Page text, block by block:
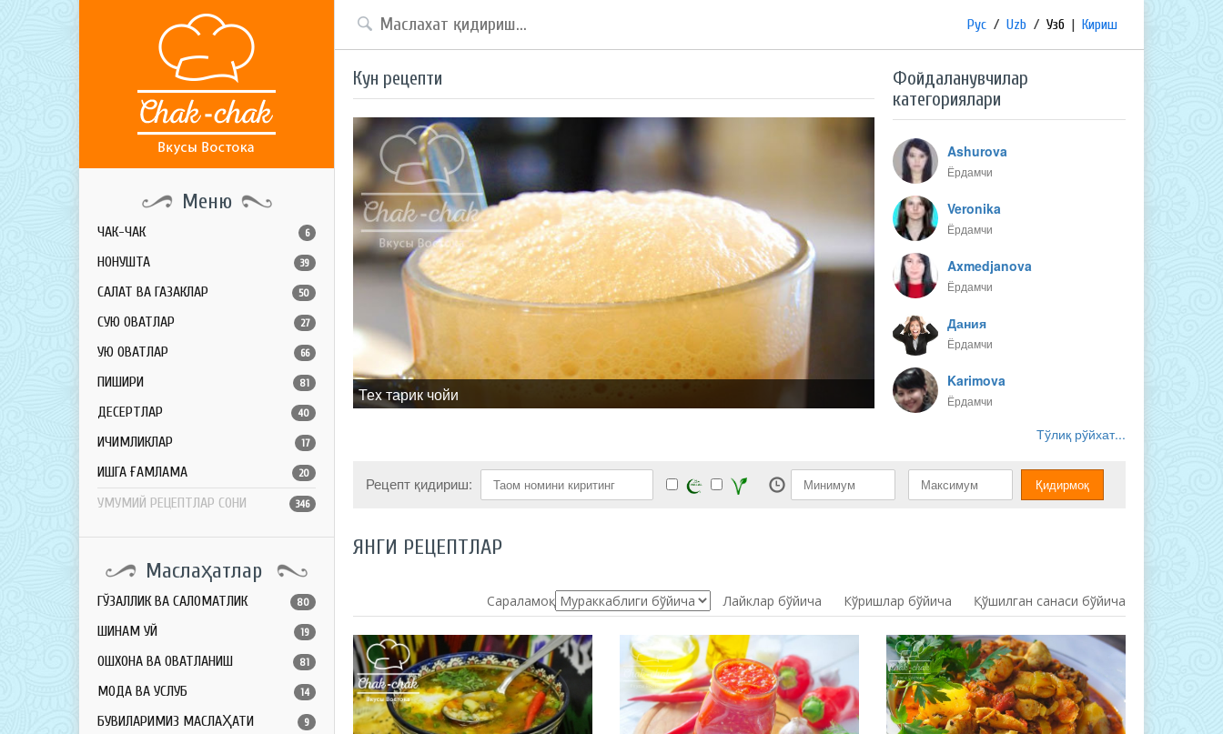
Меню
ЧАК-ЧАК 6
НОНУШТА 39
САЛАТ ВА ГАЗАКЛАР 50
СУЮҚ ОВҚАТЛАР 27
ҚУЮҚ ОВҚАТЛАР 66
ПИШИРИҚ 81
ДЕСЕРТЛАР 40
ИЧИМЛИКЛАР 17
ҚИШГА ҒАМЛАМА 20
УМУМИЙ РЕЦЕПТЛАР СОНИ 346
Маслаҳатлар
ГЎЗАЛЛИК ВА САЛОМАТЛИК 80
ШИНАМ УЙ 19
ОШХОНА ВА ОВҚАТЛАНИШ 81
МОДА ВА УСЛУБ 14
БУВИЛАРИМИЗ МАСЛАҲАТИ 9
Рус / Uzb / Узб | Кириш
Кун рецепти
Теx тарик чойи
Фойдаланувчилар
категориялари
Ashurova
Ёрдамчи
Veronika
Ёрдамчи
Axmedjanova
Ёрдамчи
Дания
Ёрдамчи
Karimova
Ёрдамчи
Тўлиқ рўйхат...
Рецепт қидириш:
ЯНГИ РЕЦЕПТЛАР
Сараламоқ: Лайклар бўйича Кўришлар бўйича Қўшилган санаси бўйича